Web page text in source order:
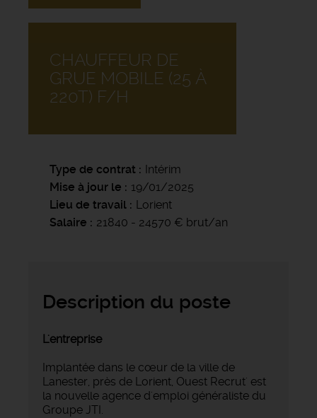
CHAUFFEUR DE
GRUE MOBILE (25 À
220T) F/H
Type de contrat
Intérim
Mise à jour le
19/01/2025
Lieu de travail
Lorient
Salaire
21840 - 24570 € brut/an
Description du poste
L'entreprise
Implantée dans le cœur de la ville de
Lanester, près de Lorient, Ouest Recrut' est
la nouvelle agence d'emploi généraliste du
Groupe JTI.